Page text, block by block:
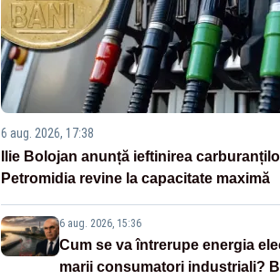
6 aug. 2026, 17:38
Ilie Bolojan anunță ieftinirea
Petromidia revine la capacitate maximă
6 aug. 2026, 15:36
Cum se va întrerupe energia
marii consumatori industriali?